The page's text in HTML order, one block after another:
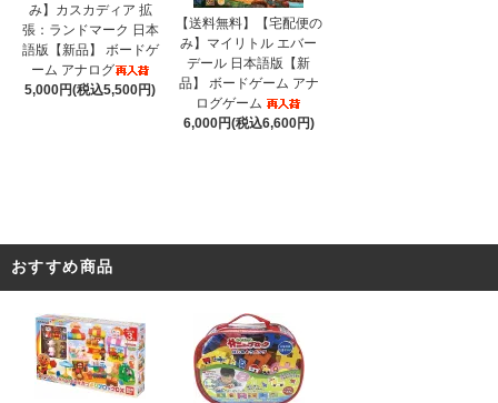
み】カスカディア 拡
張：ランドマーク 日本
語版【新品】 ボードゲ
ーム アナログ
5,000円(税込5,500円)
【送料無料】【宅配便の
み】マイリトル エバー
デール 日本語版【新
品】 ボードゲーム アナ
ログゲーム
6,000円(税込6,600円)
おすすめ商品